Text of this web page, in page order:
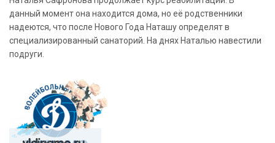
данный момент она находится дома, но её родственники
надеются, что после Нового Года Наташу определят в
специализированный санаторий. На днях Наталью навестили
подруги.